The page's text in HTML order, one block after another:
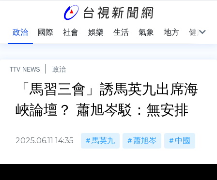
政治 國際 社會 娛樂 生活 氣象 地方 健康
TTV NEWS 政治
「馬習三會」誘馬英九出席海
峽論壇？ 蕭旭岑駁：無安排
2025.06.11 14:35 馬英九 蕭旭岑 中國